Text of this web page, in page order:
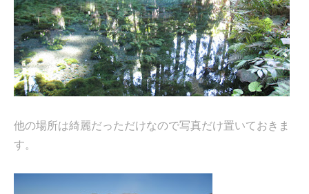
他の場所は綺麗だっただけなので写真だけ置いておきま
す。